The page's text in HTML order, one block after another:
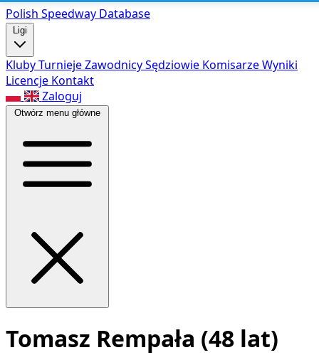
Polish Speedway Database
Ligi
KlubyTurniejeZawodnicySędziowie KomisarzeWyniki
Licencje Kontakt
Zaloguj
Otwórz menu główne
Tomasz Rempała (48 lat)